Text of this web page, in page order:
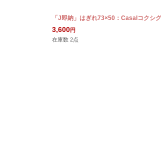
「J即納」はぎれ73×50：Casalコクシ
3,600円
在庫数 2点